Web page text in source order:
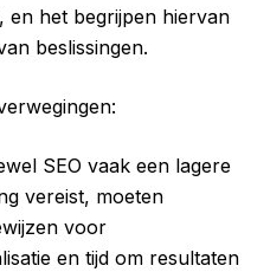
en het begrijpen hiervan
beslissingen.
SEO vaak een lagere
vereist, moeten
voor
en tijd om resultaten